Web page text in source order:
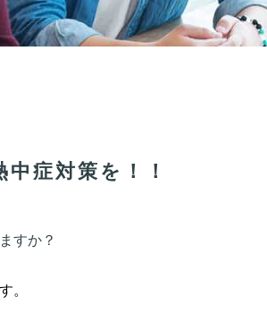
症対策を！！
すか？
。